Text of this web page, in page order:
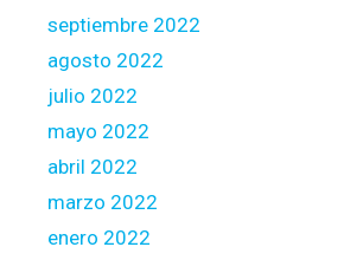
septiembre 2022
agosto 2022
julio 2022
mayo 2022
abril 2022
marzo 2022
enero 2022